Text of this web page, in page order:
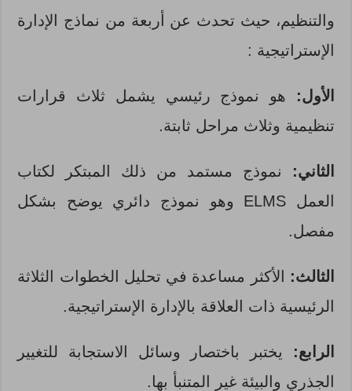
والتنظيم، حيث تحدث عن أربعة من نماذج الإدارة
الإستراتيجية :
الأول:
هو نموذج رئيسي يشمل ثلاث قرارات
تنظيمية وثلاث مراحل ثابتة.
الثاني:
نموذج مستمد من ذلك المبتكر لكتاب
العمل ELMS وهو نموذج دائري يوضح بشكل
مفصل.
الثالث:
الأكثر مساعدة في تحليل الخطوات الثلاثة
الرئيسية ذات العلاقة بالإدارة الإستراتيجية.
الرابع:
يختبر باختصار وسائل الاستجابة للتغيير
الجذري والبيئة غير المتنبأ بها.